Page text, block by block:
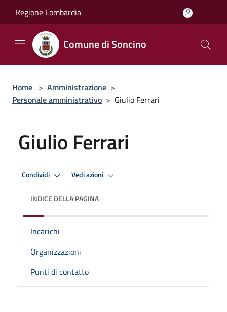
Regione Lombardia
Comune di Soncino
Home > Amministrazione >
Personale amministrativo > Giulio Ferrari
Giulio Ferrari
Condividi Vedi azioni
INDICE DELLA PAGINA
Incarichi
Organizzazioni
Punti di contatto